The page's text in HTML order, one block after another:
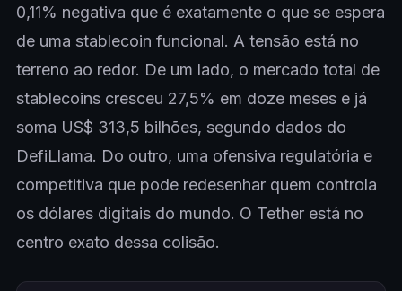
0,11% negativa que é exatamente o que se espera
de uma stablecoin funcional. A tensão está no
terreno ao redor. De um lado, o mercado total de
stablecoins cresceu 27,5% em doze meses e já
soma US$ 313,5 bilhões, segundo dados do
DefiLlama. Do outro, uma ofensiva regulatória e
competitiva que pode redesenhar quem controla
os dólares digitais do mundo. O Tether está no
centro exato dessa colisão.